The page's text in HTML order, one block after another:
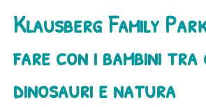
Klausberg Family
fare con i bambini tra
dinosauri e natura